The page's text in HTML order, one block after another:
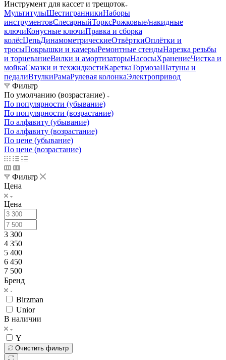
Инструмент для кассет и трещоток
МультитулыШестигранникиНаборы
инструментовСлесарныйТорксРожковые/накидные
ключиКонусные ключиПравка и сборка
колёсЦепьДинамометрическиеОтвёрткиОплётки и
тросыПокрышки и камерыРемонтные стендыНарезка резьбы
и торцеваниеВилки и амортизаторыНасосыХранениеЧистка и
мойкаСмазки и техжидкостиКареткаТормозаШатуны и
педалиВтулкиРамаРулевая колонкаЭлектропривод
Фильтр
По умолчанию (возрастание)
По популярности (убывание)
По популярности (возрастание)
По алфавиту (убывание)
По алфавиту (возрастание)
По цене (убывание)
По цене (возрастание)
Фильтр
Цена
Цена
3 300
4 350
5 400
6 450
7 500
Бренд
Birzman
Unior
В наличии
Y
Очистить фильтр